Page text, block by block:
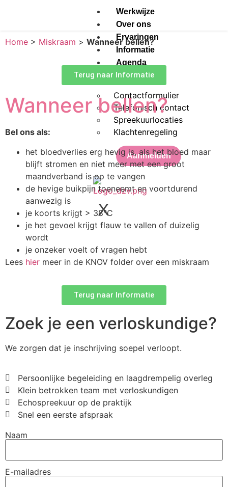
Werkwijze
Over ons
Ervaringen
Informatie
Agenda
Contact
Contactformulier
Telefonisch contact
Spreekuurlocaties
Klachtenregeling
Aanmelden
X
Home > Miskraam > Wanneer bellen?
Terug naar Informatie
Wanneer bellen?
Bel ons als:
het bloedverlies erg hevig is, als het bloed maar
blijft stromen en niet meer met een groot
maandverband is op te vangen
de hevige buikpijn toeneemt en voortdurend
aanwezig is
je koorts krijgt > 38°C
je het gevoel krijgt flauw te vallen of duizelig
wordt
je onzeker voelt of vragen hebt
Lees hier meer in de KNOV folder over een miskraam
Terug naar Informatie
Zoek je een verloskundige?
We zorgen dat je inschrijving soepel verloopt.
Persoonlijke begeleiding en laagdrempelig overleg
Klein betrokken team met verloskundigen
Echospreekuur op de praktijk
Snel een eerste afspraak
Naam
E-mailadres